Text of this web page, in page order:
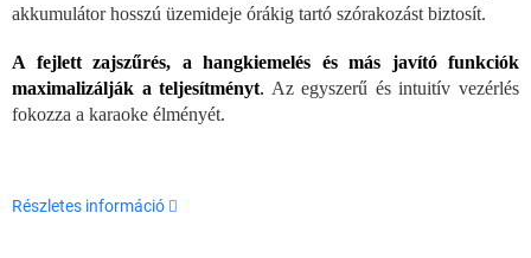
akkumulátor hosszú üzemideje órákig tartó szórakozást biztosít.
A fejlett zajszűrés, a hangkiemelés és más javító funkciók
maximalizálják a teljesítményt. Az egyszerű és intuitív vezérlés
fokozza a karaoke élményét.
Részletes információ